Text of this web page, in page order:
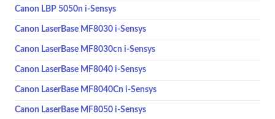
Canon LBP 5050n i-Sensys
Canon LaserBase MF8030 i-Sensys
Canon LaserBase MF8030cn i-Sensys
Canon LaserBase MF8040 i-Sensys
Canon LaserBase MF8040Cn i-Sensys
Canon LaserBase MF8050 i-Sensys